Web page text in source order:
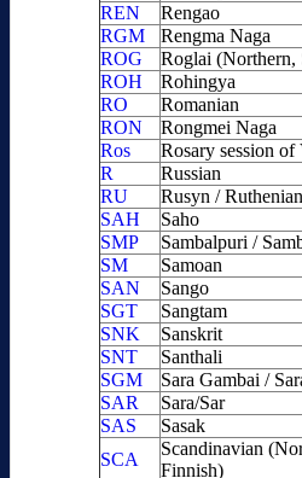
REN
Rengao
RGM
Rengma Naga
ROG
Roglai (Northern,
ROH
Rohingya
RO
Romanian
RON
Rongmei Naga
Ros
Rosary session of
R
Russian
RU
Rusyn / Ruthenian
SAH
Saho
SMP
Sambalpuri /
SM
Samoan
SAN
Sango
SGT
Sangtam
SNK
Sanskrit
SNT
Santhali
SGM
Sara Gambai /
SAR
Sara/Sar
SAS
Sasak
SCA
Scandinavian
Finnish)